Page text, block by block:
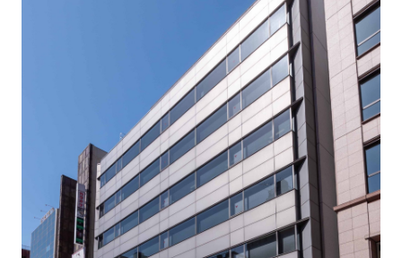
く
じ
る
サステナビリティ
採用情報
日本語 English
お問い合わせ